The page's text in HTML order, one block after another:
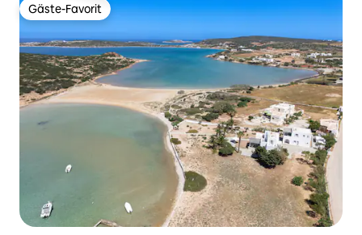
Gäste-Favorit
Gäste-Favorit